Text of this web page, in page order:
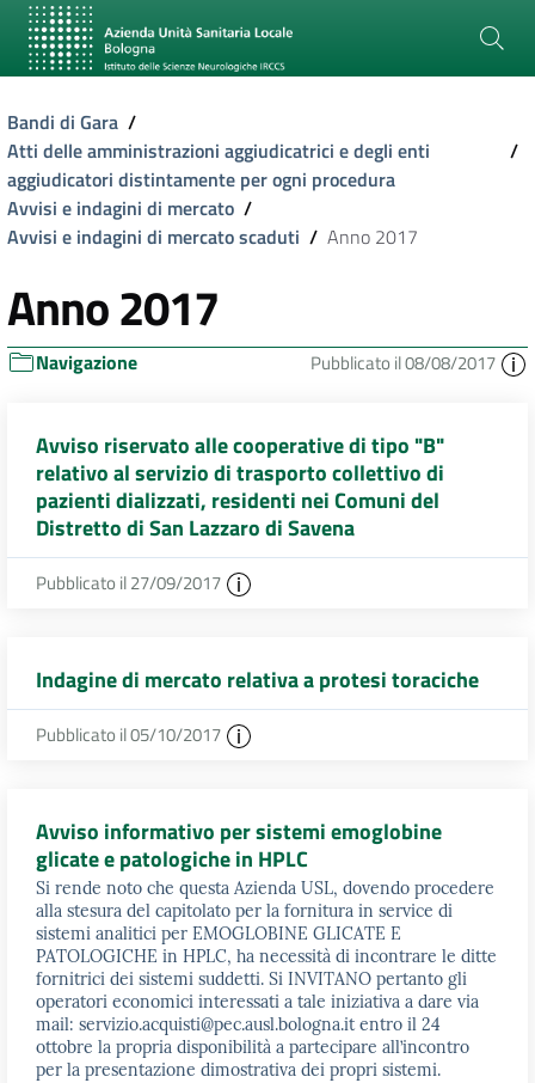
Bandi di Gara /
Atti delle amministrazioni aggiudicatrici e degli enti
aggiudicatori distintamente per ogni procedura
/
Avvisi e indagini di mercato /
Avvisi e indagini di mercato scaduti / Anno 2017
Anno 2017
Navigazione Pubblicato il 08/08/2017
Avviso riservato alle cooperative di tipo "B"
relativo al servizio di trasporto collettivo di
pazienti dializzati, residenti nei Comuni del
Distretto di San Lazzaro di Savena
Pubblicato il 27/09/2017
Indagine di mercato relativa a protesi toraciche
Pubblicato il 05/10/2017
Avviso informativo per sistemi emoglobine
glicate e patologiche in HPLC
Si rende noto che questa Azienda USL, dovendo procedere
alla stesura del capitolato per la fornitura in service di
sistemi analitici per EMOGLOBINE GLICATE E
PATOLOGICHE in HPLC, ha necessità di incontrare le ditte
fornitrici dei sistemi suddetti. Si INVITANO pertanto gli
operatori economici interessati a tale iniziativa a dare via
mail: servizio.acquisti@pec.ausl.bologna.it entro il 24
ottobre la propria disponibilità a partecipare all’incontro
per la presentazione dimostrativa dei propri sistemi.